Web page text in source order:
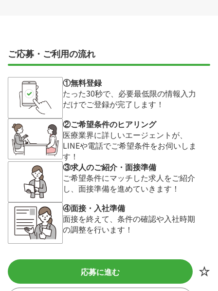
ご応募・ご利用の流れ
①無料登録
たった30秒で、必要最低限の情報入力
だけでご登録が完了します！
②ご希望条件のヒアリング
医療業界に詳しいエージェントが、
LINEや電話でご希望条件をお伺いしま
す！
③求人のご紹介・面接準備
ご希望条件にマッチした求人をご紹介
し、面接準備を進めていきます！
④面接・入社準備
面接を終えて、条件の確認や入社時期
の調整を行います！
応募に進む